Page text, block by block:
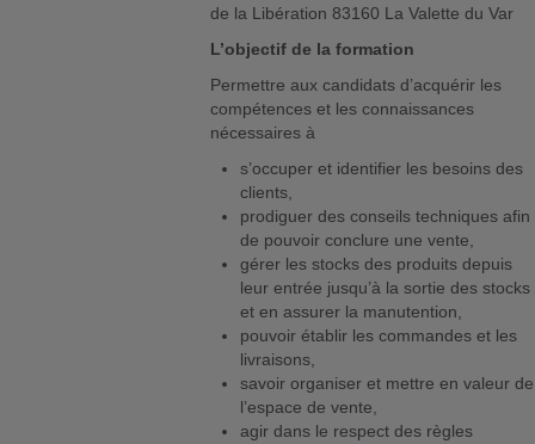
de la Libération 83160 La Valette du Var
L’objectif de la formation
Permettre aux candidats d’acquérir les
compétences et les connaissances
nécessaires à
s’occuper et identifier les besoins des
clients,
prodiguer des conseils techniques afin
de pouvoir conclure une vente,
gérer les stocks des produits depuis
leur entrée jusqu’à la sortie des stocks
et en assurer la manutention,
pouvoir établir les commandes et les
livraisons,
savoir organiser et mettre en valeur de
l’espace de vente,
agir dans le respect des règles